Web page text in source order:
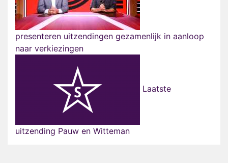
presenteren uitzendingen gezamenlijk in aanloop
naar verkiezingen
Laatste
uitzending Pauw en Witteman